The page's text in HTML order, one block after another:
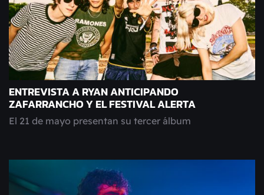
ENTREVISTA A RYAN ANTICIPANDO
ZAFARRANCHO Y EL FESTIVAL ALERTA
El 21 de mayo presentan su tercer álbum